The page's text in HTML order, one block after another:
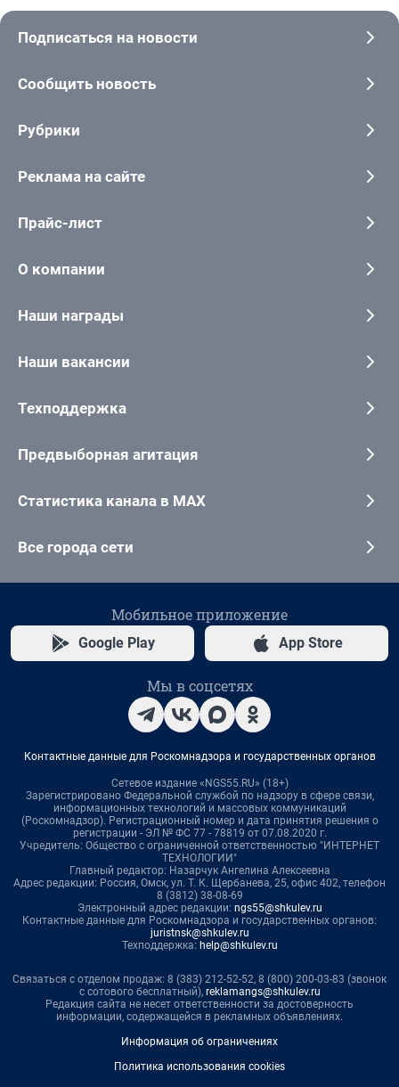
Подписаться на новости
Сообщить новость
Рубрики
Реклама на сайте
Прайс-лист
О компании
Наши награды
Наши вакансии
Техподдержка
Предвыборная агитация
Статистика канала в MAX
Все города сети
Мобильное приложение
Google Play App Store
Мы в соцсетях
Контактные данные для Роскомнадзора и государственных органов
Сетевое издание «NGS55.RU» (18+)
Зарегистрировано Федеральной службой по надзору в сфере связи,
информационных технологий и массовых коммуникаций
(Роскомнадзор). Регистрационный номер и дата принятия решения о
регистрации - ЭЛ № ФС 77 - 78819 от 07.08.2020 г.
Учредитель: Общество с ограниченной ответственностью "ИНТЕРНЕТ
ТЕХНОЛОГИИ"
Главный редактор: Назарчук Ангелина Алексеевна
Адрес редакции: Россия, Омск, ул. Т. К. Щербанева, 25, офис 402, телефон
8 (3812) 38-08-69
Электронный адрес редакции: ngs55@shkulev.ru
Контактные данные для Роскомнадзора и государственных органов:
juristnsk@shkulev.ru
Техподдержка: help@shkulev.ru
Связаться с отделом продаж: 8 (383) 212-52-52, 8 (800) 200-03-83 (звонок
с сотового бесплатный), reklamangs@shkulev.ru
Редакция сайта не несет ответственности за достоверность
информации, содержащейся в рекламных объявлениях.
Информация об ограничениях
Политика использования cookies